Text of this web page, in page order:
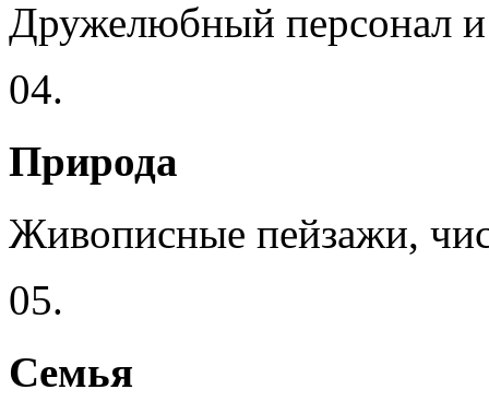
Дружелюбный персонал и
04.
Природа
Живописные пейзажи,
05.
Семья